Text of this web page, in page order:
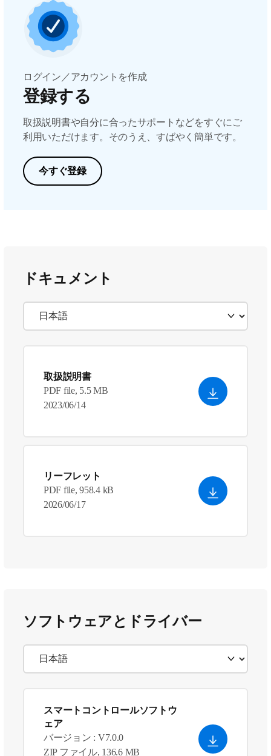
ログイン／アカウントを作成
登録する
取扱説明書や自分に合ったサポートなどをすぐにご
利用いただけます。そのうえ、すばやく簡単です。
今すぐ登録
ドキュメント
取扱説明書
PDF file, 5.5 MB
2023/06/14
リーフレット
PDF file, 958.4 kB
2026/06/17
ソフトウェアとドライバー
スマートコントロールソフトウ
ェア
バージョン : V7.0.0
ZIP ファイル, 136.6 MB